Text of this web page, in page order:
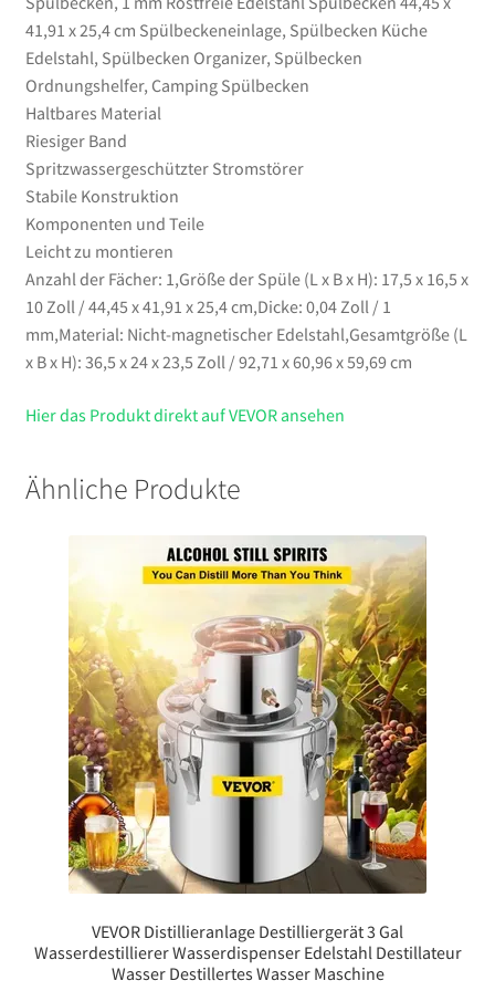
Camping
Spülbecken
Menge
41,91 x 25,4 cm Spülbeckeneinlage, Spülbecken Küche
Edelstahl, Spülbecken Organizer, Spülbecken
Ordnungshelfer, Camping Spülbecken
Haltbares Material
Riesiger Band
Spritzwassergeschützter Stromstörer
Stabile Konstruktion
Komponenten und Teile
Leicht zu montieren
Anzahl der Fächer: 1,Größe der Spüle (L x B x H): 17,5 x 16,5 x
10 Zoll / 44,45 x 41,91 x 25,4 cm,Dicke: 0,04 Zoll / 1
mm,Material: Nicht-magnetischer Edelstahl,Gesamtgröße (L
x B x H): 36,5 x 24 x 23,5 Zoll / 92,71 x 60,96 x 59,69 cm
Hier das Produkt direkt auf VEVOR ansehen
Ähnliche Produkte
VEVOR Distillieranlage Destilliergerät 3 Gal
Wasserdestillierer Wasserdispenser Edelstahl Destillateur
Wasser Destillertes Wasser Maschine